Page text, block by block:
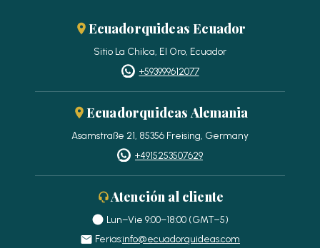
Ecuadorquideas Ecuador
Sitio La Chilca, El Oro, Ecuador
+593999612077
Ecuadorquideas Alemania
Asamstraße 21, 85356 Freising, Germany
+4915253507629
Atención al cliente
Lun–Vie 9:00–18:00 (GMT−5)
Ferias:info@ecuadorquideas.com